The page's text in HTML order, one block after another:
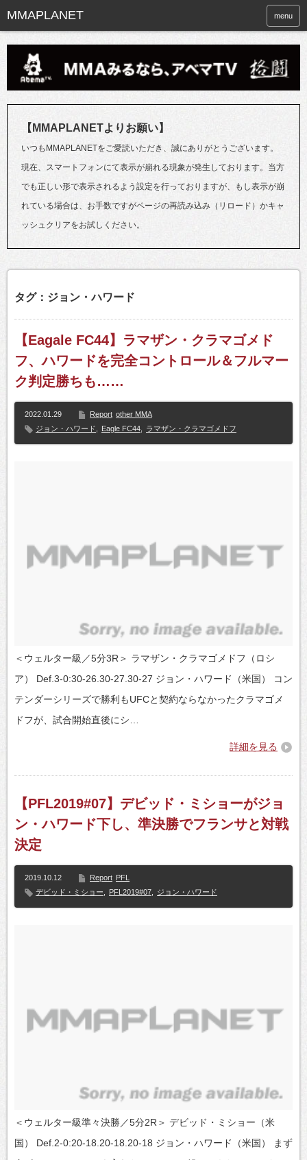
menu
【MMAPLANETよりお願い】
いつもMMAPLANETをご愛読いただき、誠にありがとうございます。
現在、スマートフォンにて表示が崩れる現象が発生しております。当方
でも正しい形で表示されるよう設定を行っておりますが、もし表示が崩
れている場合は、お手数ですがページの再読み込み（リロード）かキャ
ッシュクリアをお試しください。
タグ：ジョン・ハワード
【Eagale FC44】ラマザン・クラマゴメド
フ、ハワードを完全コントロール＆フルマー
ク判定勝ちも……
2022.01.29 Report other MMA
ジョン・ハワード
Eagle FC44 ラマザン・クラマゴメドフ
＜ウェルター級／5分3R＞ ラマザン・クラマゴメドフ（ロシ
ア） Def.3-0:30-26.30-27.30-27 ジョン・ハワード（米国） コン
テンダーシリーズで勝利もUFCと契約ならなかったクラマゴメ
ドフが、試合開始直後にシ…
詳細を見る
【PFL2019#07】デビッド・ミショーがジョ
ン・ハワード下し、準決勝でフランサと対戦
決定
2019.10.12 Report PFL
デビッド・ミショー
PFL2019#07 ジョン・ハワード
＜ウェルター級準々決勝／5分2R＞ デビッド・ミショー（米
国） Def.2-0:20-18.20-18.20-18 ジョン・ハワード（米国） まず